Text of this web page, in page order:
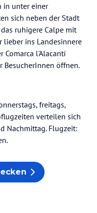
in unter einer
sich neben der Stadt
ruhigere Calpe mit
lieber ins Landesinnere
Comarca l'Alacantí
BesucherInnen öffnen.
freitags,
verteilen sich
Nachmittag. Flugzeit: